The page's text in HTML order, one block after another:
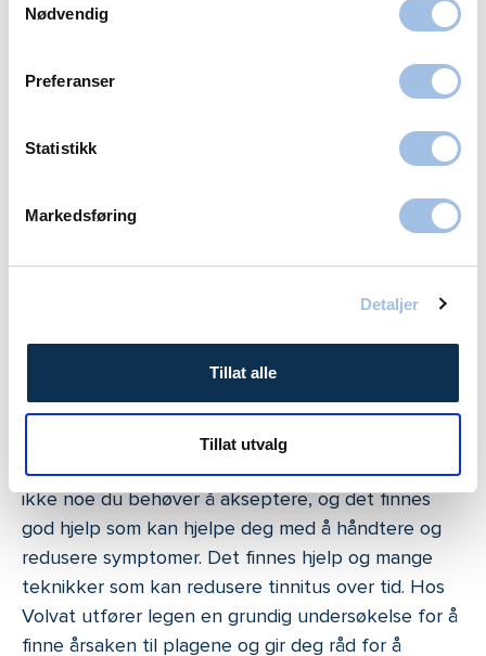
Nødvendig
Preferanser
Statistikk
Markedsføring
Detaljer
Tillat alle
Tillat utvalg
å kjenne til årsaken.
Når bør du søke hjelp for tinnitus?
Oppsøk lege ved plutselige endringer i hørselen.
Dette bør vurderes raskt av øre-nese-hals lege for
– Ved plutselig hørseltap eller plagsom ringing er
tre dager etter symptomstart, forklarer dr.
Ved gradvis eller langvarig tinnitus eller hørselstap,
er det lurt å starte med en hørselstest. Tinnitus er
ikke noe du behøver å akseptere, og det finnes
god hjelp som kan hjelpe deg med å håndtere og
redusere symptomer. Det finnes hjelp og mange
teknikker som kan redusere tinnitus over tid. Hos
Volvat utfører legen en grundig undersøkelse for å
finne årsaken til plagene og gir deg råd for å